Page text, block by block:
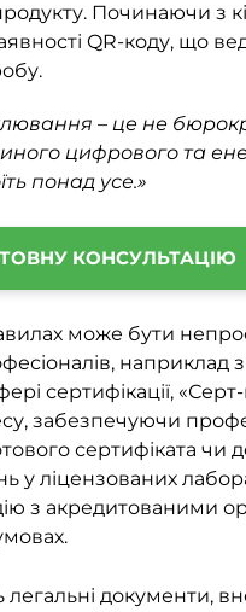
Починаючи з
QR-коду, що
– це не
цифрового та
понад усе.»
КОНСУЛЬТАЦІЮ
може бути
наприклад
сертифікації,
забезпечуючи
сертифіката чи
у ліцензованих
з акредитованими
документи,